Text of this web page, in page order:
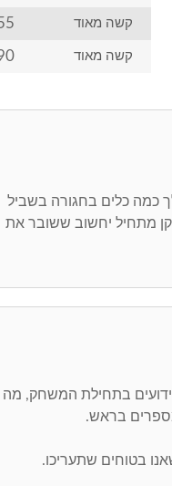
קשה מאוד
קשה מאוד
כמה כלים בחגורה בשביל
מתחיל יחשוב ששובר את
בתחילת המשחק, מה
בראש.
בטוחים שתעריכו.